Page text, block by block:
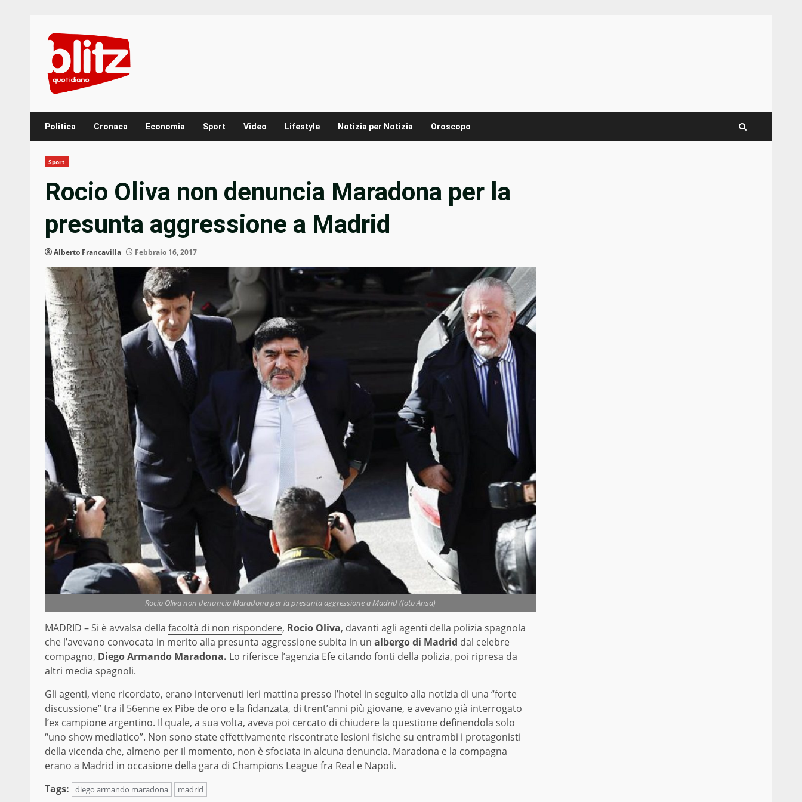
content
Politica Cronaca Economia Sport Video Lifestyle Notizia per Notizia Oroscopo
Sport
Rocio Oliva non denuncia Maradona per la
presunta aggressione a Madrid
Alberto Francavilla Febbraio 16, 2017
Rocio Oliva non denuncia Maradona per la presunta aggressione a Madrid (foto Ansa)
MADRID – Si è avvalsa della facoltà di non rispondere, Rocio Oliva, davanti agli agenti della polizia spagnola
che l’avevano convocata in merito alla presunta aggressione subita in un albergo di Madrid dal celebre
compagno, Diego Armando Maradona. Lo riferisce l’agenzia Efe citando fonti della polizia, poi ripresa da
altri media spagnoli.
Gli agenti, viene ricordato, erano intervenuti ieri mattina presso l’hotel in seguito alla notizia di una “forte
discussione” tra il 56enne ex Pibe de oro e la fidanzata, di trent’anni più giovane, e avevano già interrogato
l’ex campione argentino. Il quale, a sua volta, aveva poi cercato di chiudere la questione definendola solo
“uno show mediatico”. Non sono state effettivamente riscontrate lesioni fisiche su entrambi i protagonisti
della vicenda che, almeno per il momento, non è sfociata in alcuna denuncia. Maradona e la compagna
erano a Madrid in occasione della gara di Champions League fra Real e Napoli.
Tags:
diego armando maradona madrid